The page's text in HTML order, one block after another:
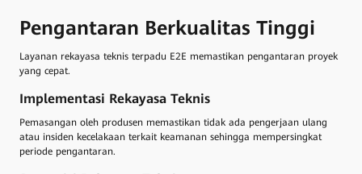
Pengantaran Berkualitas Tinggi
Layanan rekayasa teknis terpadu E2E memastikan pengantaran proyek
yang cepat.
Implementasi Rekayasa Teknis
Pemasangan oleh produsen memastikan tidak ada pengerjaan ulang
atau insiden kecelakaan terkait keamanan sehingga mempersingkat
periode pengantaran.